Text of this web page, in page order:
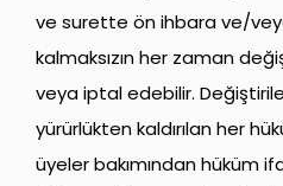
ve surette ön ihbara ve/
kalmaksızın her zaman
veya iptal edebilir.
yürürlükten kaldırılan her
üyeler bakımından hüküm